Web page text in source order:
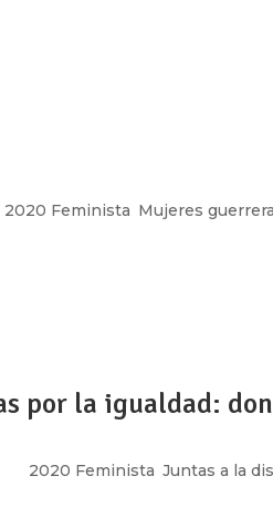
2020 Feminista Mujeres
por la igualdad:
2020 Feminista ,Juntas a la